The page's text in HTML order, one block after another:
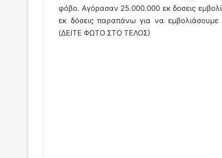
φόβο. Αγόρασαν 25.000.000 εκ δοσεις
εκ δόσεις παραπάνω για να
(ΔΕΙΤΕ ΦΩΤΟ ΣΤΟ ΤΕΛΟΣ)